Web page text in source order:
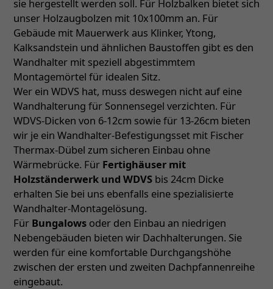
sie hergestellt werden soll. Für Holzbalken bietet sich
unser Holzaugbolzen mit 10x100mm an. Für
Gebäude mit Mauerwerk aus Klinker, Ytong,
Kalksandstein und ähnlichen Baustoffen gibt es den
Wandhalter mit speziell abgestimmtem
Montagemörtel für idealen Sitz.
Wer ein WDVS hat, muss deswegen nicht auf eine
Wandhalterung für Sonnensegel verzichten. Für
WDVS-Dicken von 6-12cm sowie für 13-26cm bieten
wir je ein Wandhalter-Befestigungsset mit Fischer
Thermax-Dübel zum sicheren Einbau ohne
Wärmebrücke. Für Fertighäuser mit
Holzständerwerk und WDVS bis 24cm Dicke
erhalten Sie bei uns ebenfalls eine spezialisierte
Wandhalter-Montagelösung.
Für Bungalows oder den Einbau an niedrigen
Nebengebäuden bieten wir Dachhalterungen. Sie
werden für eine komfortable Durchgangshöhe
zwischen der ersten und zweiten Dachpfannenreihe
eingebaut.